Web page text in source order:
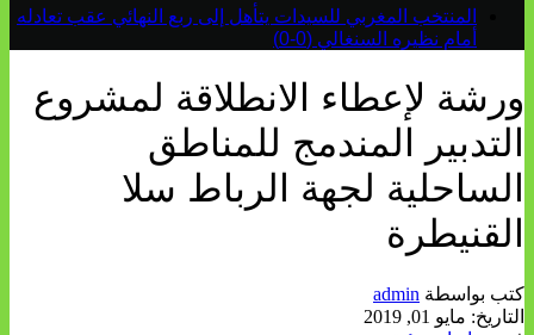
المنتخب المغربي للسيدات يتأهل إلى ربع النهائي عقب تعادله
أمام نظيره السنغالي (0-0)
ورشة لإعطاء الانطلاقة لمشروع
التدبير المندمج للمناطق
الساحلية لجهة الرباط سلا
القنيطرة
كتب بواسطة admin
التاريخ: مايو 01, 2019